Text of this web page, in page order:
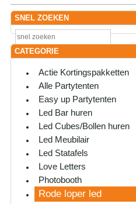
SNEL ZOEKEN
CATEGORIE
Actie Kortingspakketten
Alle Partytenten
Easy up Partytenten
Led Bar huren
Led Cubes/Bollen huren
Led Meubilair
Led Statafels
Love Letters
Photobooth
Rode loper led